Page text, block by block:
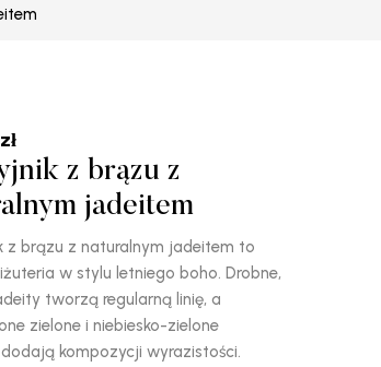
zł
z brązu z
jadeitem
z brązu z naturalnym jadeitem to
w stylu letniego boho. Drobne,
tworzą regularną linię, a
zielone i niebiesko-zielone
dodają kompozycji wyrazistości.